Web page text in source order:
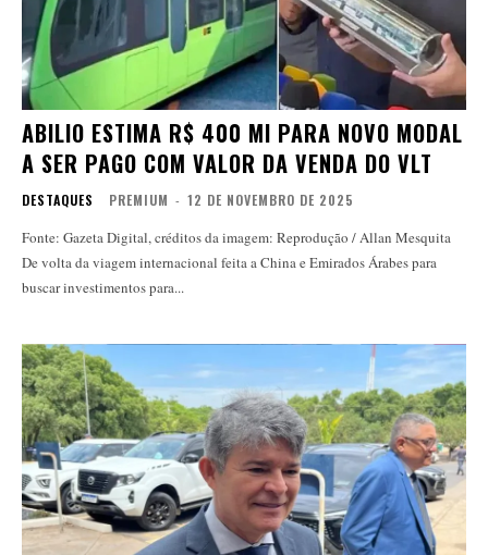
ABILIO ESTIMA R$ 400 MI PARA NOVO MODAL
A SER PAGO COM VALOR DA VENDA DO VLT
DESTAQUES PREMIUM - 12 DE NOVEMBRO DE 2025
Fonte: Gazeta Digital, créditos da imagem: Reprodução / Allan Mesquita
De volta da viagem internacional feita a China e Emirados Árabes para
buscar investimentos para...